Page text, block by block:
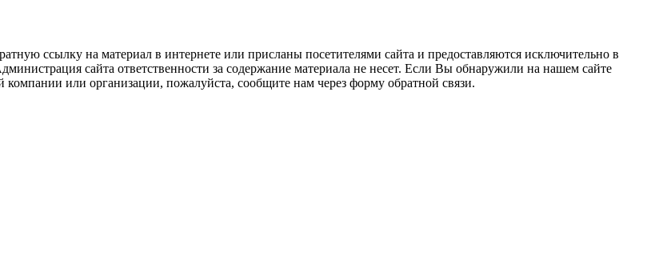
ссылку на материал в интернете или присланы посетителями сайта и предоставляются исключительно в
сайта ответственности за содержание материала не несет. Если Вы обнаружили на нашем сайте
или организации, пожалуйста, сообщите нам через форму обратной связи.